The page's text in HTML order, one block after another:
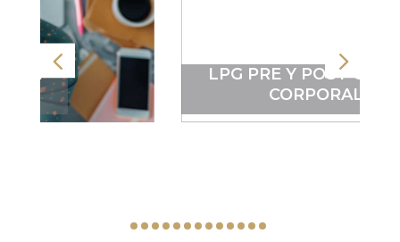
LPG PRE Y POST CIRUGÍA